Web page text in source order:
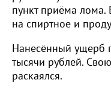
пункт приёма лома.
на спиртное и
Нанесённый ущерб
тысячи рублей.
раскаялся.